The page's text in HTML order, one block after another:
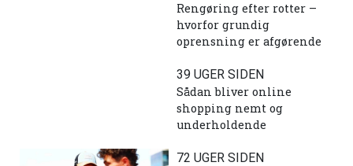
Rengøring efter rotter –
hvorfor grundig
oprensning er afgørende
39 UGER SIDEN
Sådan bliver online
shopping nemt og
underholdende
72 UGER SIDEN